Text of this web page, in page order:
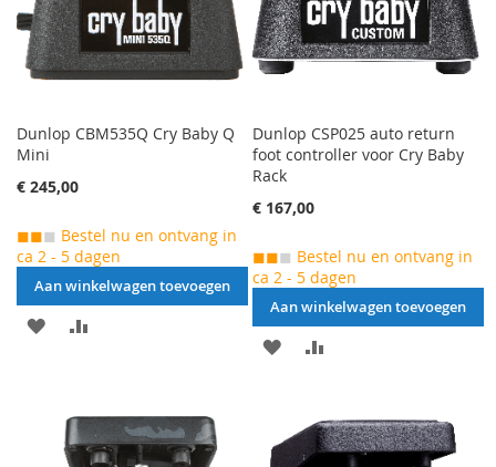
Dunlop CBM535Q Cry Baby Q
Mini
€ 245,00
◼◼◼ Bestel nu en ontvang in
ca 2 - 5 dagen
Aan winkelwagen toevoegen
AAN
TE
Dunlop CSP025 auto return
foot controller voor Cry Baby
Rack
€ 167,00
◼◼◼ Bestel nu en ontvang in
ca 2 - 5 dagen
Aan winkelwagen toevoegen
AAN
TOEVOEGEN
OM